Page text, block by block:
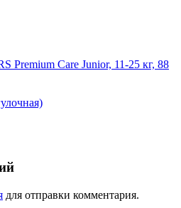
Premium Care Junior, 11-25 кг, 88
для отправки комментария.